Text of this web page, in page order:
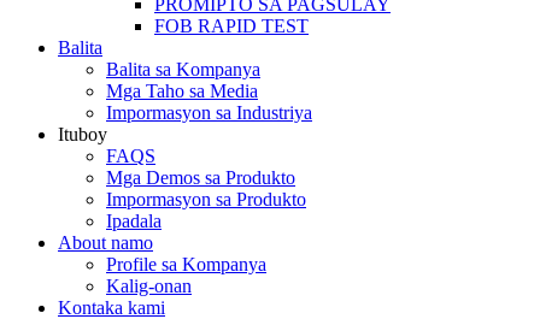
PROMIPTO SA PAGSULAY
FOB RAPID TEST
Balita
Balita sa Kompanya
Mga Taho sa Media
Impormasyon sa Industriya
Ituboy
FAQS
Mga Demos sa Produkto
Impormasyon sa Produkto
Ipadala
About namo
Profile sa Kompanya
Kalig-onan
Kontaka kami